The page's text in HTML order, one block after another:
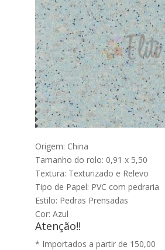
Origem: China
Tamanho do rolo: 0,91 x 5,50
Textura: Texturizado e Relevo
Tipo de Papel: PVC com pedraria
Estilo: Pedras Prensadas
Cor: Azul
Atenção!!
* Importados a partir de 150,00